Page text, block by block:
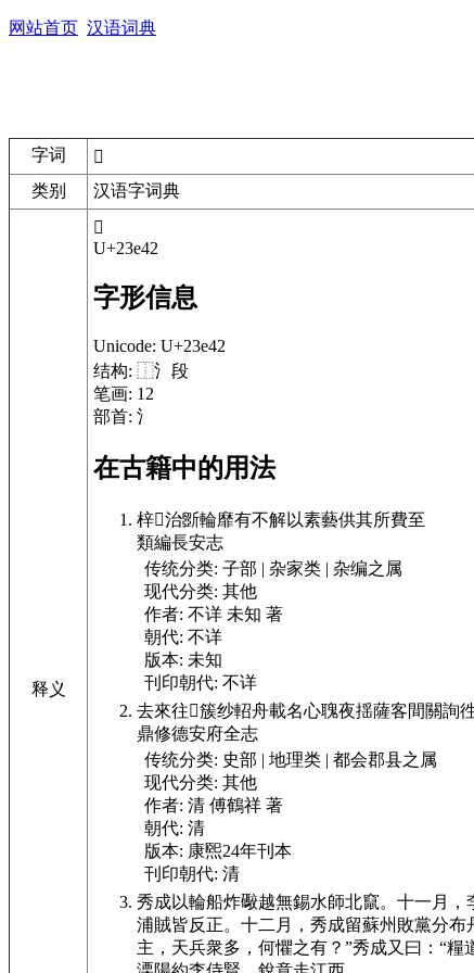
网站首页 汉语词典
字词
𣹂
类别
汉语字词典
释义
𣹂
U+23e42
字形信息
Unicode: U+23e42
结构: ⿰氵段
笔画: 12
部首: 氵
在古籍中的用法
梓𣹂治斵輪靡有不解以素藝供其所費至
類編長安志
传统分类: 子部 | 杂家类 | 杂编之属
现代分类: 其他
作者: 不详 未知 著
朝代: 不详
版本: 未知
刊印朝代: 不详
去來往𣹂簇纱軺舟載名心聭夜揺薩客間關詢
鼎修德安府全志
传统分类: 史部 | 地理类 | 都会郡县之属
现代分类: 其他
作者: 清 傅鶴祥 著
朝代: 清
版本: 康煕24年刊本
刊印朝代: 清
秀成以輪船炸礮越無錫水師北竄。十一月
浦賊皆反正。十二月，秀成留蘇州敗黨分
主，天兵衆多，何懼之有？”秀成又曰：“